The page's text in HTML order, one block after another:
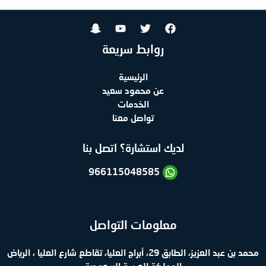
روابط سريعة
الرئيسية
عن محمود سعيد
الخدمات
تواصل معنا
لديك استشارة؟ اتصل بنا
966115048585
معلومات التواصل
محمد بن عبد العزيز، الطابق 29، أبراج العليا، تقاطع شارع العليا ، الرياض